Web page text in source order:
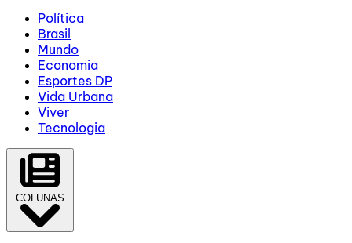
Política
Brasil
Mundo
Economia
Esportes DP
Vida Urbana
Viver
Tecnologia
COLUNAS